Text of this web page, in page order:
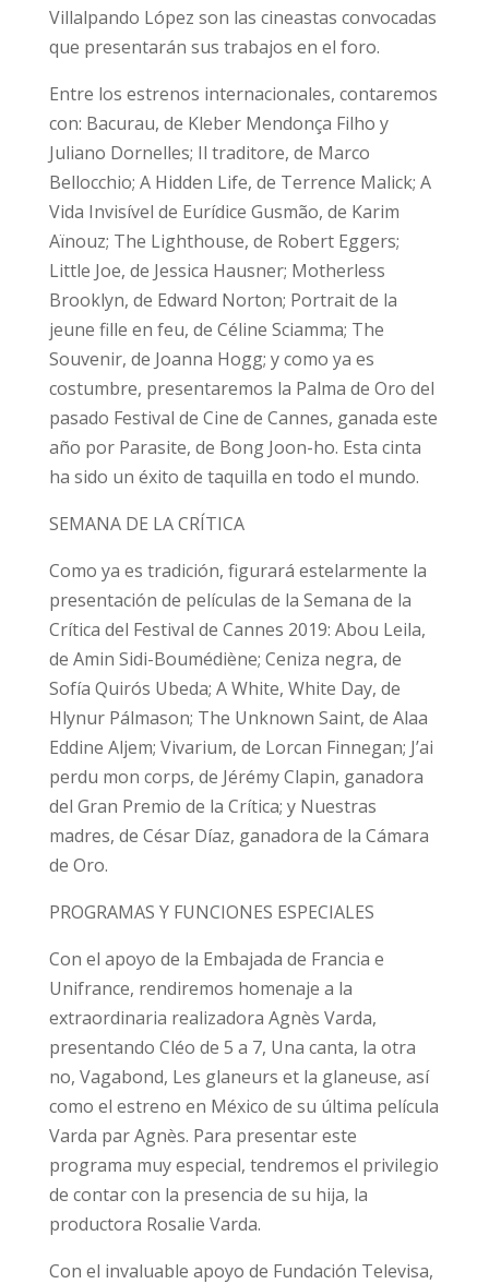
Villalpando López son las cineastas convocadas
que presentarán sus trabajos en el foro.
Entre los estrenos internacionales, contaremos
con: Bacurau, de Kleber Mendonça Filho y
Juliano Dornelles; Il traditore, de Marco
Bellocchio; A Hidden Life, de Terrence Malick; A
Vida Invisível de Eurídice Gusmão, de Karim
Aïnouz; The Lighthouse, de Robert Eggers;
Little Joe, de Jessica Hausner; Motherless
Brooklyn, de Edward Norton; Portrait de la
jeune fille en feu, de Céline Sciamma; The
Souvenir, de Joanna Hogg; y como ya es
costumbre, presentaremos la Palma de Oro del
pasado Festival de Cine de Cannes, ganada este
año por Parasite, de Bong Joon-ho. Esta cinta
ha sido un éxito de taquilla en todo el mundo.
SEMANA DE LA CRÍTICA
Como ya es tradición, figurará estelarmente la
presentación de películas de la Semana de la
Crítica del Festival de Cannes 2019: Abou Leila,
de Amin Sidi-Boumédiène; Ceniza negra, de
Sofía Quirós Ubeda; A White, White Day, de
Hlynur Pálmason; The Unknown Saint, de Alaa
Eddine Aljem; Vivarium, de Lorcan Finnegan; J’ai
perdu mon corps, de Jérémy Clapin, ganadora
del Gran Premio de la Crítica; y Nuestras
madres, de César Díaz, ganadora de la Cámara
de Oro.
PROGRAMAS Y FUNCIONES ESPECIALES
Con el apoyo de la Embajada de Francia e
Unifrance, rendiremos homenaje a la
extraordinaria realizadora Agnès Varda,
presentando Cléo de 5 a 7, Una canta, la otra
no, Vagabond, Les glaneurs et la glaneuse, así
como el estreno en México de su última película
Varda par Agnès. Para presentar este
programa muy especial, tendremos el privilegio
de contar con la presencia de su hija, la
productora Rosalie Varda.
Con el invaluable apoyo de Fundación Televisa,